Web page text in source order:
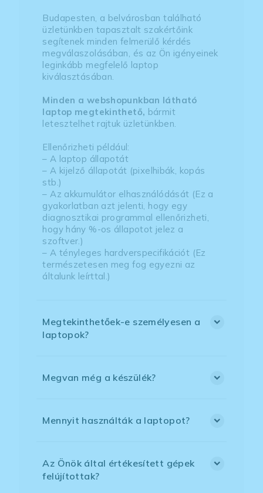
Budapesten, a belvárosban található
üzletünkben tapasztalt szakértőink
segítenek minden felmerülő kérdés
megválaszolásában, és az Ön igényeinek
leginkább megfelelő laptop
kiválasztásában.
Minden a webshopunkban látható
laptop megtekinthető, bármit
letesztelhet rajtuk üzletünkben.
Ellenőrizheti például:
– A laptop állapotát
– A kijelző állapotát (pixelhibák, kopás
stb.)
– Az akkumulátor elhasználódását (Ez a
gyakorlatban azt jelenti, hogy egy
diagnosztikai programmal ellenőrizheti,
hogy hány %-os állapotot jelez a
szoftver.)
– A tényleges hardverspecifikációt (Ez
természetesen meg fog egyezni az
általunk leírttal.)
Megtekinthetőek-e személyesen a
laptopok?
Megvan még a készülék?
Mennyit használták a laptopot?
Az Önök által értékesített gépek
felújítottak?